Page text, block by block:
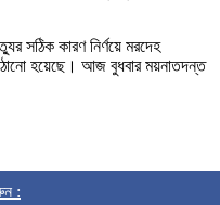
সঠিক কারণ নির্ণয়ে মরদেহ
হয়েছে। আজ বুধবার ময়নাতদন্ত
: